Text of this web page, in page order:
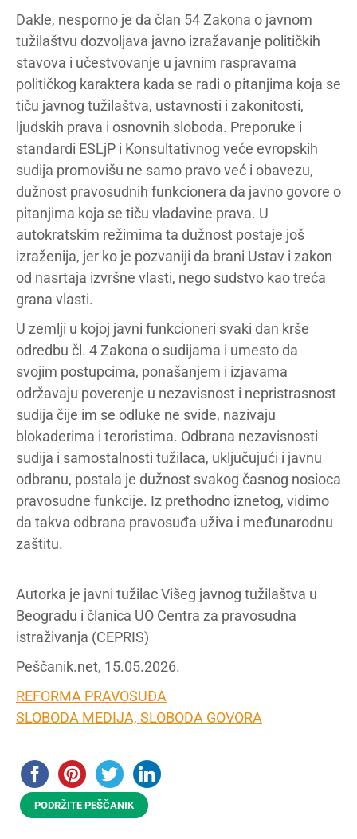
Dakle, nesporno je da član 54 Zakona o javnom
tužilaštvu dozvoljava javno izražavanje političkih
stavova i učestvovanje u javnim raspravama
političkog karaktera kada se radi o pitanjima koja se
tiču javnog tužilaštva, ustavnosti i zakonitosti,
ljudskih prava i osnovnih sloboda. Preporuke i
standardi ESLjP i Konsultativnog veće evropskih
sudija promovišu ne samo pravo već i obavezu,
dužnost pravosudnih funkcionera da javno govore o
pitanjima koja se tiču vladavine prava. U
autokratskim režimima ta dužnost postaje još
izraženija, jer ko je pozvaniji da brani Ustav i zakon
od nasrtaja izvršne vlasti, nego sudstvo kao treća
grana vlasti.
U zemlji u kojoj javni funkcioneri svaki dan krše
odredbu čl. 4 Zakona o sudijama i umesto da
svojim postupcima, ponašanjem i izjavama
održavaju poverenje u nezavisnost i nepristrasnost
sudija čije im se odluke ne svide, nazivaju
blokaderima i teroristima. Odbrana nezavisnosti
sudija i samostalnosti tužilaca, uključujući i javnu
odbranu, postala je dužnost svakog časnog nosioca
pravosudne funkcije. Iz prethodno iznetog, vidimo
da takva odbrana pravosuđa uživa i međunarodnu
zaštitu.
Autorka je javni tužilac Višeg javnog tužilaštva u
Beogradu i članica UO Centra za pravosudna
istraživanja (CEPRIS)
Peščanik.net, 15.05.2026.
REFORMA PRAVOSUĐA
SLOBODA MEDIJA, SLOBODA GOVORA
PODRŽITE PEŠČANIK